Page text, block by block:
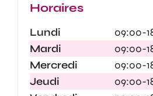
Horaires
Lundi
09:00-
Mardi
09:00-
Mercredi
09:00-
Jeudi
09:00-